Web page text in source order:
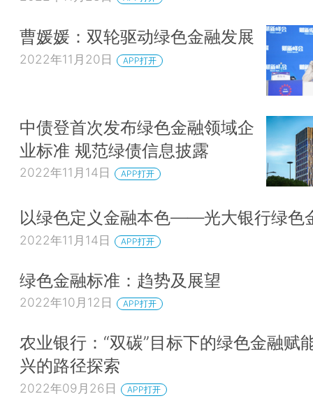
曹媛媛：双轮驱动绿色金融发展
2022年11月20日 APP打开
中债登首次发布绿色金融领域企
业标准 规范绿债信息披露
2022年11月14日 APP打开
以绿色定义金融本色——光大银行绿色
2022年11月14日 APP打开
绿色金融标准：趋势及展望
2022年10月12日 APP打开
农业银行：“双碳”目标下的绿色金融赋
兴的路径探索
2022年09月26日 APP打开